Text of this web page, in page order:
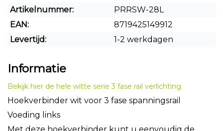
Artikelnummer:
PRRSW-28L
EAN:
8719425149912
Levertijd:
1-2 werkdagen
Informatie
Bekijk hier de hele witte serie 3 fase rail verlichting
Hoekverbinder wit voor 3 fase spanningsrail
Voeding links
Met deze hoekverbinder kunt u eenvoudig de